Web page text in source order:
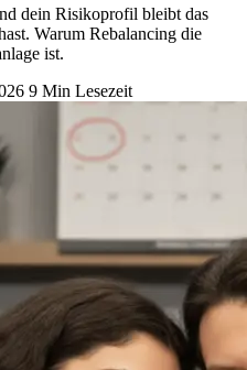
dein Risikoprofil bleibt das
Warum Rebalancing die
ist.
9 Min Lesezeit